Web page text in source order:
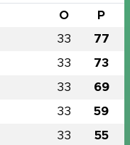
O P
33 77
33 73
33 69
33 59
33 55